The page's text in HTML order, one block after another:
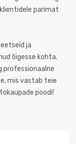
parimat
ja
õigesse kohta.
professionaalne
mis vastab teie
poodi!